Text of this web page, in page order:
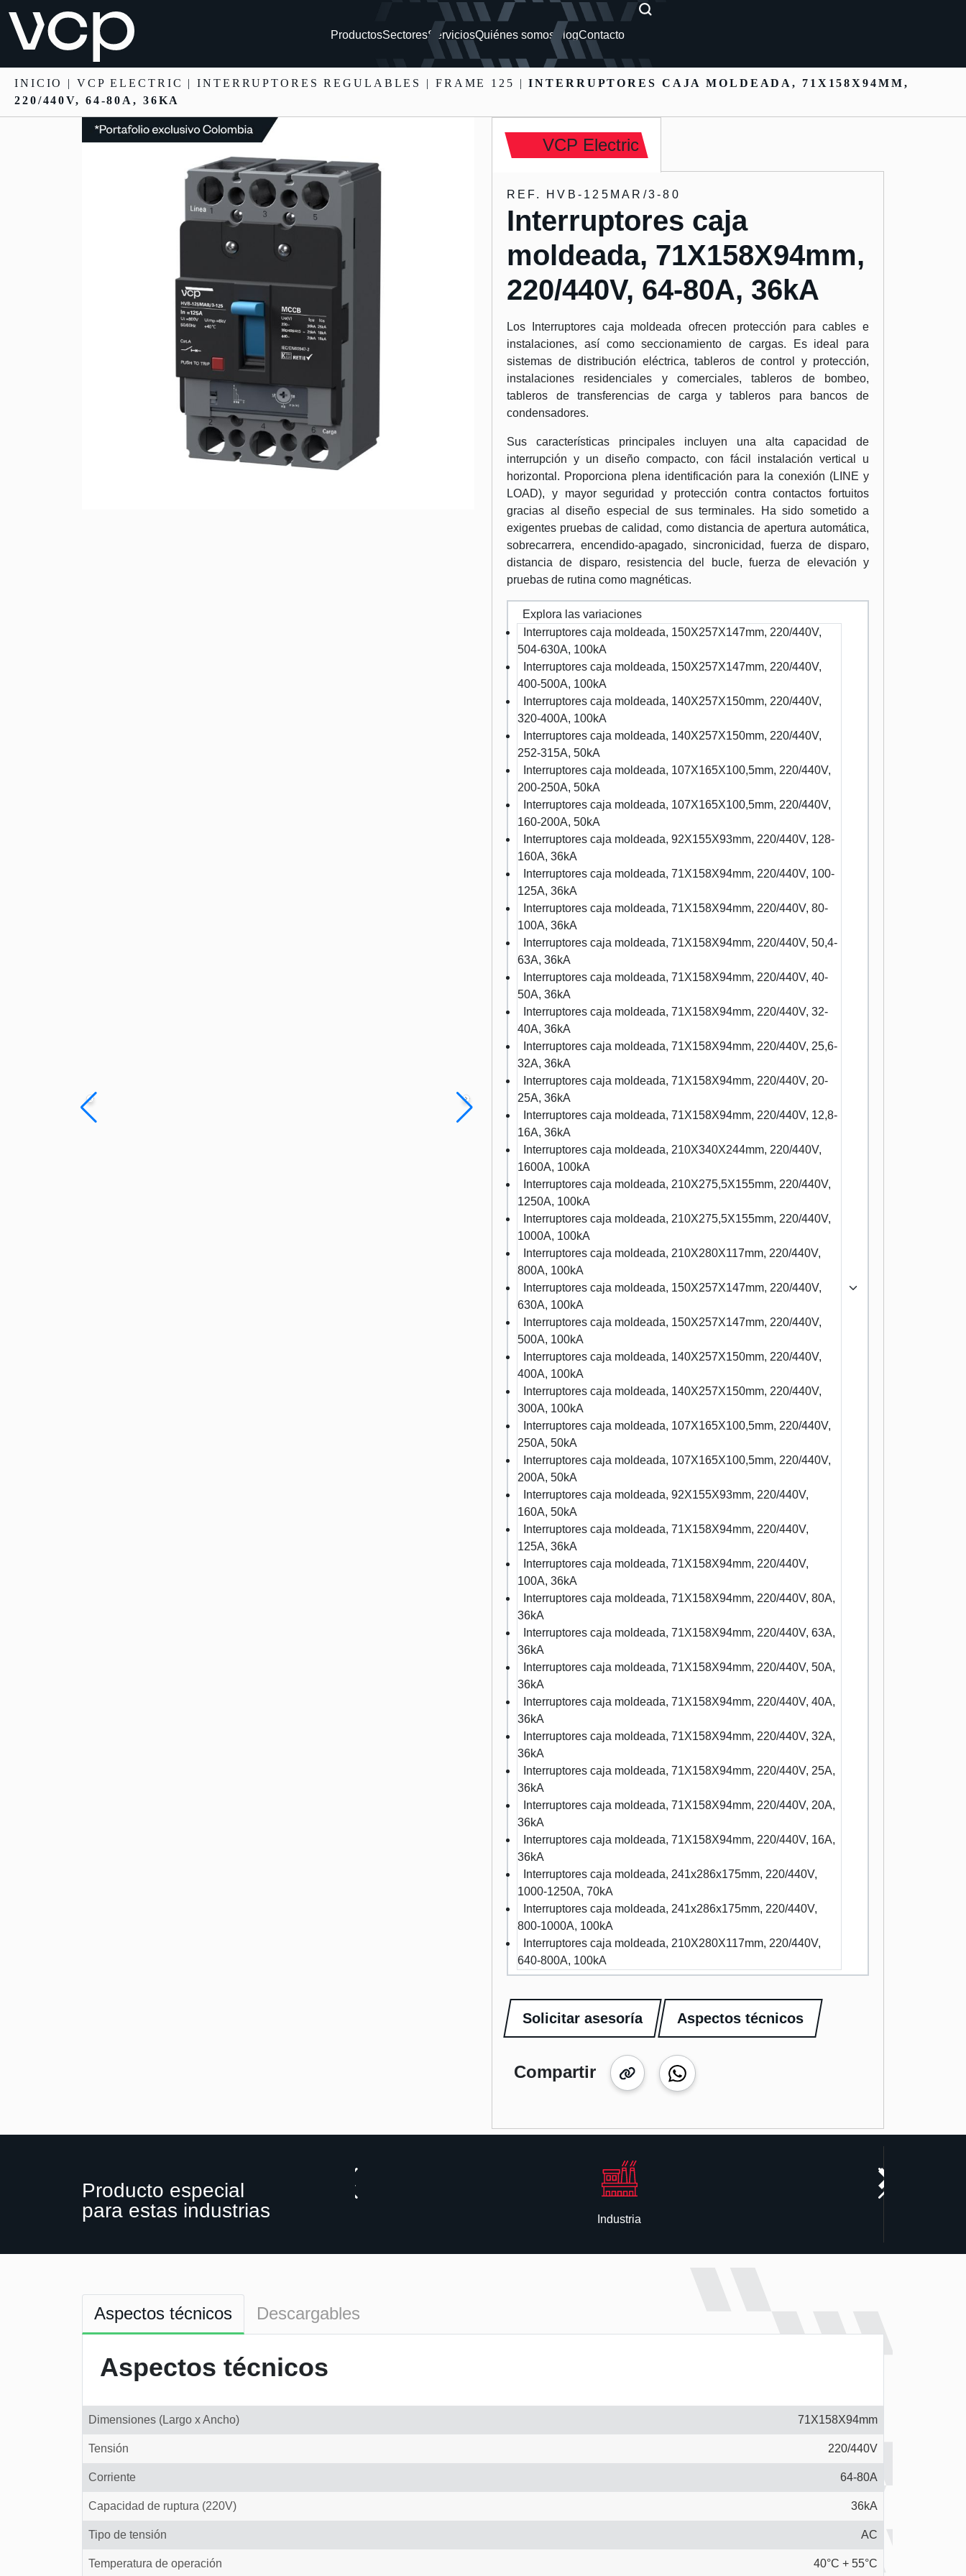
ProductosSectoresServiciosQuiénes somos BlogContacto
INICIO | VCP ELECTRIC |INTERRUPTORES REGULABLES | FRAME 125 |INTERRUPTORES CAJA MOLDEADA, 71X158X94MM,
220/440V, 64-80A, 36KA
VCP Electric
REF. HVB-125MAR/3-80
Interruptores caja
moldeada, 71X158X94mm,
220/440V, 64-80A, 36kA
Los Interruptores caja moldeada ofrecen protección para cables e
instalaciones, así como seccionamiento de cargas. Es ideal para
sistemas de distribución eléctrica, tableros de control y protección,
instalaciones residenciales y comerciales, tableros de bombeo,
tableros de transferencias de carga y tableros para bancos de
condensadores.
Sus características principales incluyen una alta capacidad de
interrupción y un diseño compacto, con fácil instalación vertical u
horizontal. Proporciona plena identificación para la conexión (LINE y
LOAD), y mayor seguridad y protección contra contactos fortuitos
gracias al diseño especial de sus terminales. Ha sido sometido a
exigentes pruebas de calidad, como distancia de apertura automática,
sobrecarrera, encendido-apagado, sincronicidad, fuerza de disparo,
distancia de disparo, resistencia del bucle, fuerza de elevación y
pruebas de rutina como magnéticas.
Explora las variaciones
Interruptores caja moldeada, 150X257X147mm, 220/440V,
504-630A, 100kA
Interruptores caja moldeada, 150X257X147mm, 220/440V,
400-500A, 100kA
Interruptores caja moldeada, 140X257X150mm, 220/440V,
320-400A, 100kA
Interruptores caja moldeada, 140X257X150mm, 220/440V,
252-315A, 50kA
Interruptores caja moldeada, 107X165X100,5mm, 220/440V,
200-250A, 50kA
Interruptores caja moldeada, 107X165X100,5mm, 220/440V,
160-200A, 50kA
Interruptores caja moldeada, 92X155X93mm, 220/440V, 128-
160A, 36kA
Interruptores caja moldeada, 71X158X94mm, 220/440V, 100-
125A, 36kA
Interruptores caja moldeada, 71X158X94mm, 220/440V, 80-
100A, 36kA
Interruptores caja moldeada, 71X158X94mm, 220/440V, 50,4-
63A, 36kA
Interruptores caja moldeada, 71X158X94mm, 220/440V, 40-
50A, 36kA
Interruptores caja moldeada, 71X158X94mm, 220/440V, 32-
40A, 36kA
Interruptores caja moldeada, 71X158X94mm, 220/440V, 25,6-
32A, 36kA
Interruptores caja moldeada, 71X158X94mm, 220/440V, 20-
25A, 36kA
Interruptores caja moldeada, 71X158X94mm, 220/440V, 12,8-
16A, 36kA
Interruptores caja moldeada, 210X340X244mm, 220/440V,
1600A, 100kA
Interruptores caja moldeada, 210X275,5X155mm, 220/440V,
1250A, 100kA
Interruptores caja moldeada, 210X275,5X155mm, 220/440V,
1000A, 100kA
Interruptores caja moldeada, 210X280X117mm, 220/440V,
800A, 100kA
Interruptores caja moldeada, 150X257X147mm, 220/440V,
630A, 100kA
Interruptores caja moldeada, 150X257X147mm, 220/440V,
500A, 100kA
Interruptores caja moldeada, 140X257X150mm, 220/440V,
400A, 100kA
Interruptores caja moldeada, 140X257X150mm, 220/440V,
300A, 100kA
Interruptores caja moldeada, 107X165X100,5mm, 220/440V,
250A, 50kA
Interruptores caja moldeada, 107X165X100,5mm, 220/440V,
200A, 50kA
Interruptores caja moldeada, 92X155X93mm, 220/440V,
160A, 50kA
Interruptores caja moldeada, 71X158X94mm, 220/440V,
125A, 36kA
Interruptores caja moldeada, 71X158X94mm, 220/440V,
100A, 36kA
Interruptores caja moldeada, 71X158X94mm, 220/440V, 80A,
36kA
Interruptores caja moldeada, 71X158X94mm, 220/440V, 63A,
36kA
Interruptores caja moldeada, 71X158X94mm, 220/440V, 50A,
36kA
Interruptores caja moldeada, 71X158X94mm, 220/440V, 40A,
36kA
Interruptores caja moldeada, 71X158X94mm, 220/440V, 32A,
36kA
Interruptores caja moldeada, 71X158X94mm, 220/440V, 25A,
36kA
Interruptores caja moldeada, 71X158X94mm, 220/440V, 20A,
36kA
Interruptores caja moldeada, 71X158X94mm, 220/440V, 16A,
36kA
Interruptores caja moldeada, 241x286x175mm, 220/440V,
1000-1250A, 70kA
Interruptores caja moldeada, 241x286x175mm, 220/440V,
800-1000A, 100kA
Interruptores caja moldeada, 210X280X117mm, 220/440V,
640-800A, 100kA
Solicitar asesoría Aspectos técnicos
Compartir
Producto especial
para estas industrias
Industria
Aspectos técnicos Descargables
Aspectos técnicos
Dimensiones (Largo x Ancho) 71X158X94mm
Tensión 220/440V
Corriente 64-80A
Capacidad de ruptura (220V) 36kA
Tipo de tensión AC
Temperatura de operación 40°C + 55°C